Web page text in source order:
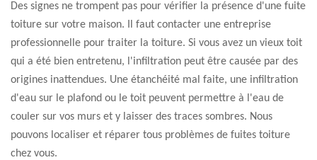
Des signes ne trompent pas pour vérifier la présence d'une fuite
toiture sur votre maison. Il faut contacter une entreprise
professionnelle pour traiter la toiture. Si vous avez un vieux toit
qui a été bien entretenu, l'infiltration peut être causée par des
origines inattendues. Une étanchéité mal faite, une infiltration
d'eau sur le plafond ou le toit peuvent permettre à l'eau de
couler sur vos murs et y laisser des traces sombres. Nous
pouvons localiser et réparer tous problèmes de fuites toiture
chez vous.